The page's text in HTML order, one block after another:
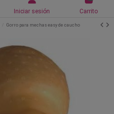
Iniciar sesión Carrito
Gorro para mechas easy de caucho